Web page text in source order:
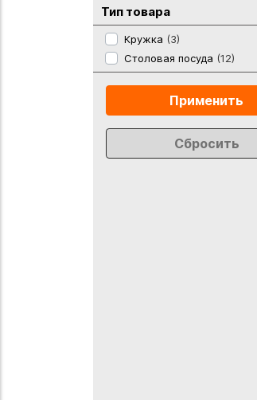
Тип товара
Кружка (3)
Столовая посуда (12)
Применить
Сбросить